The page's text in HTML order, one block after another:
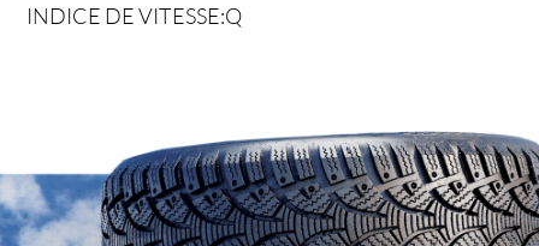
INDICE DE VITESSE:Q